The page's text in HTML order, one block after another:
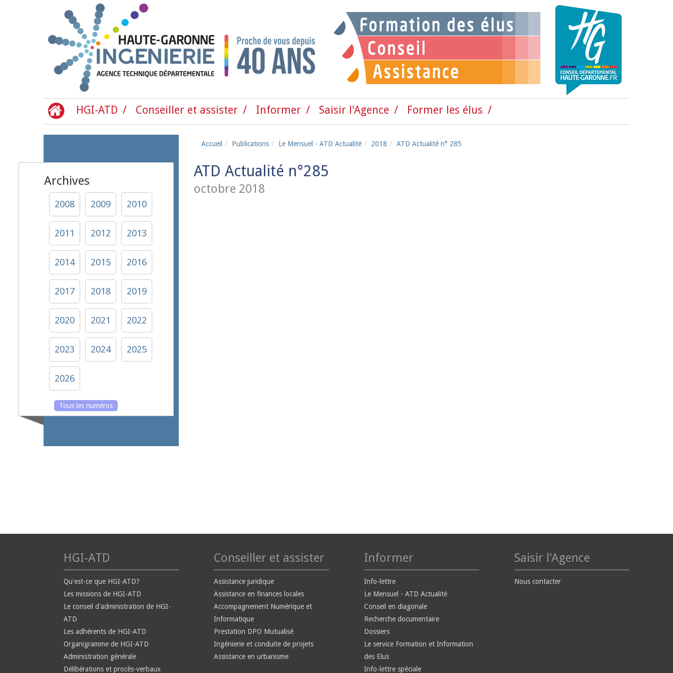
HGI-ATD Conseiller et assister Informer Saisir l'Agence Former les élus
Archives
2008 2009 2010
2011 2012 2013
2014 2015 2016
2017 2018 2019
2020 2021 2022
2023 2024 2025
2026
Tous les numéros
Accueil Publications Le Mensuel - ATD Actualité 2018 ATD Actualité n° 285
ATD Actualité n°285
octobre 2018
HGI-ATD
Qu'est-ce que HGI-ATD?
Les missions de HGI-ATD
Le conseil d'administration de HGI-
ATD
Les adhérents de HGI-ATD
Organigramme de HGI-ATD
Administration générale
Délibérations et procès-verbaux
Conseiller et assister
Assistance juridique
Assistance en finances locales
Accompagnement Numérique et
Informatique
Prestation DPO Mutualisé
Ingénierie et conduite de projets
Assistance en urbanisme
Informer
Info-lettre
Le Mensuel - ATD Actualité
Conseil en diagonale
Recherche documentaire
Dossiers
Le service Formation et Information
des Elus
Info-lettre spéciale
Saisir l'Agence
Nous contacter